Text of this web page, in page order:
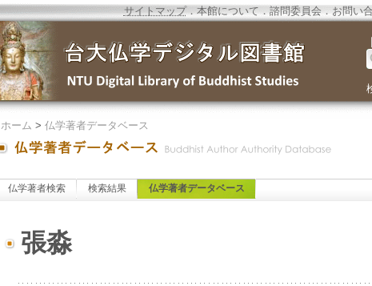
サイトマップ．本館について．諮問委員会． お問い
｜
ホーム > 仏学著者データベース
仏学著者検索 検索結果 仏学著者データベース
張淼